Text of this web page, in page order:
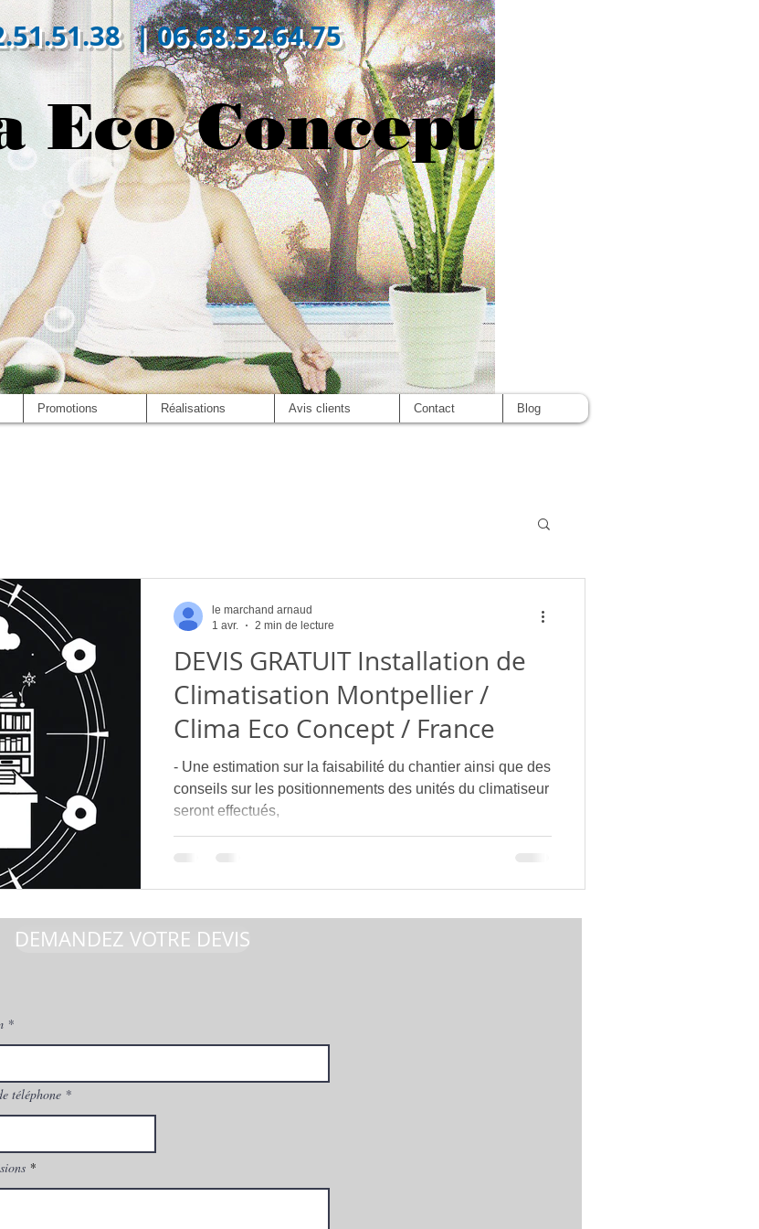
| 06.68.52.64.75
Eco Concept
Promotions Réalisations Avis clients Contact Blog
DEVIS GRATUIT Installation de
Climatisation Montpellier /
Clima Eco Concept / France
- Une estimation sur la faisabilité du chantier ainsi que des
conseils sur les positionnements des unités du climatiseur
seront effectués,
le marchand arnaud
1 avr.
2 min de lecture
DEMANDEZ VOTRE DEVIS
téléphone